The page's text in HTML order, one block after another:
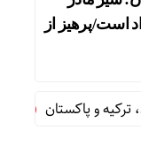
است/پرهیز از
و پاکستان